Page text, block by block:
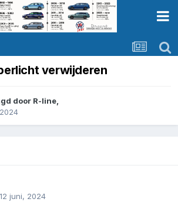
verwijderen
door R-line,
12 juni, 2024